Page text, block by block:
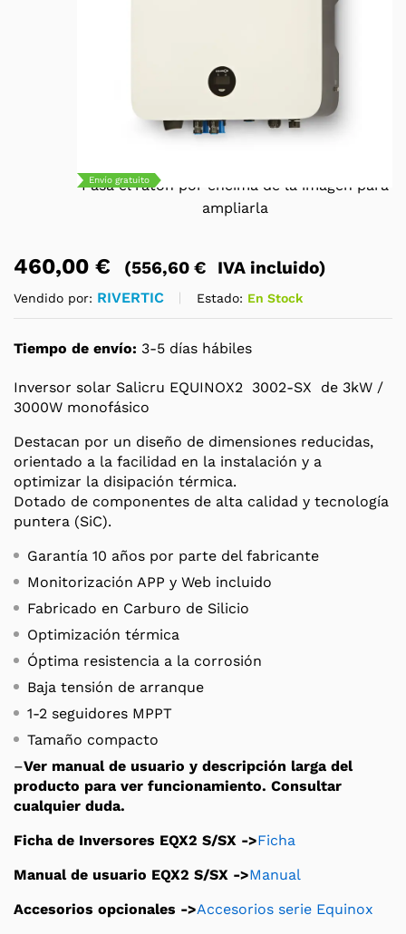
Pasa el ratón por encima de la imagen para
ampliarla
Envío gratuito
460,00 € (556,60 € IVA incluido)
Vendido por: RIVERTIC Estado: En Stock
Tiempo de envío: 3-5 días hábiles
Inversor solar Salicru EQUINOX2 3002-SX de 3kW /
3000W monofásico
Destacan por un diseño de dimensiones reducidas,
orientado a la facilidad en la instalación y a
optimizar la disipación térmica.
Dotado de componentes de alta calidad y tecnología
puntera (SiC).
Garantía 10 años por parte del fabricante
Monitorización APP y Web incluido
Fabricado en Carburo de Silicio
Optimización térmica
Óptima resistencia a la corrosión
Baja tensión de arranque
1-2 seguidores MPPT
Tamaño compacto
–Ver manual de usuario y descripción larga del
producto para ver funcionamiento. Consultar
cualquier duda.
Ficha de Inversores EQX2 S/SX ->Ficha
Manual de usuario EQX2 S/SX ->Manual
Accesorios opcionales ->Accesorios serie Equinox